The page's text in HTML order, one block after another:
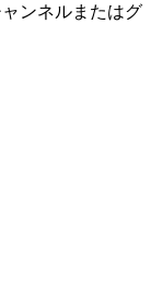
ンネルまたはグ